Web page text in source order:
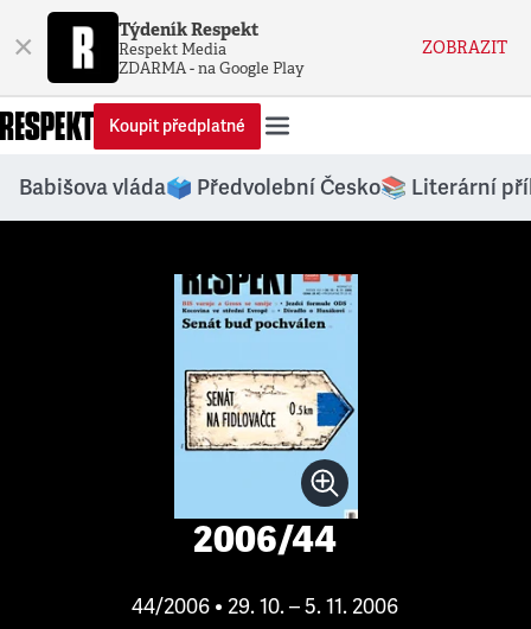
× Týdeník Respekt
Respekt Media
ZDARMA - na Google Play
ZOBRAZIT
Koupit předplatné
Babišova vláda🗳️ Předvolební Česko📚 Literární
44/2006 • 29. 10. – 5. 11. 2006
2006/44